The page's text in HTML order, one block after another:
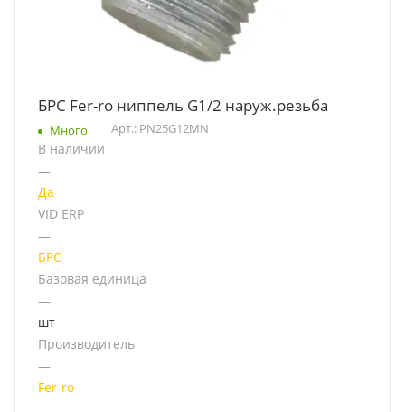
БРС Fer-ro ниппель G1/2 наруж.резьба
Много Арт.: PN25G12MN
В наличии
—
Да
VID ERP
—
БРС
Базовая единица
—
шт
Производитель
—
Fer-ro